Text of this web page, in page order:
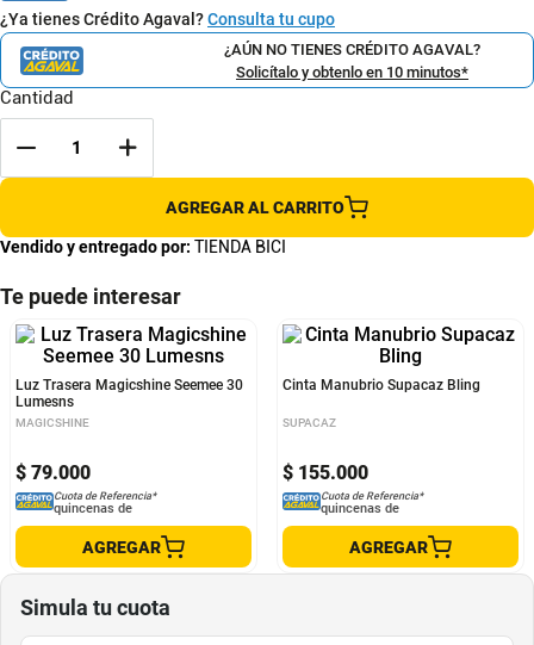
¿Ya tienes Crédito Agaval?Consulta tu cupo
¿AÚN NO TIENES CRÉDITO AGAVAL?
Solicítalo y obtenlo en 10 minutos*
Cantidad
AGREGAR AL CARRITO
Vendido y entregado por: TIENDA BICI
Te puede interesar
Luz Trasera Magicshine Seemee 30
Lumesns
$ 79.000
Cinta Manubrio Supacaz Bling
$ 155.000